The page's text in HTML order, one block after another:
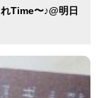
time〜♪@明日